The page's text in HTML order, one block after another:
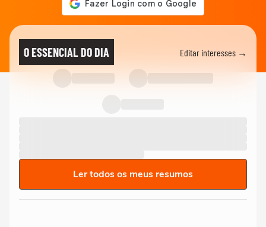
O ESSENCIAL DO DIA Editar interesses →
Ler todos os meus resumos